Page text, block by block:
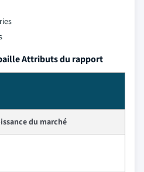
Attributs du rapport
du marché